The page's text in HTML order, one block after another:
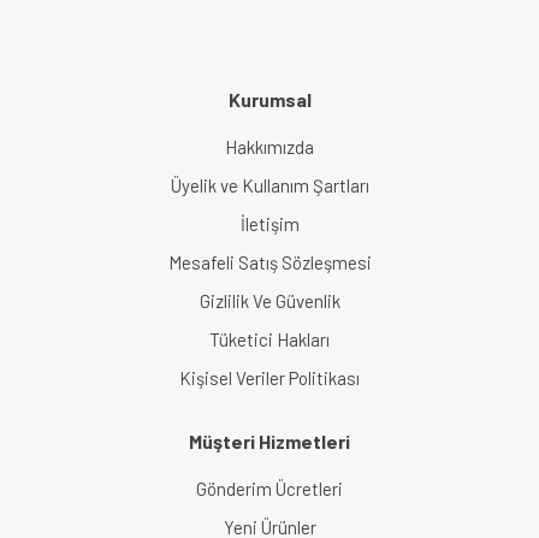
Kurumsal
Hakkımızda
Üyelik ve Kullanım Şartları
İletişim
Mesafeli Satış Sözleşmesi
Gizlilik Ve Güvenlik
Tüketici Hakları
Kişisel Veriler Politikası
Müşteri Hizmetleri
Gönderim Ücretleri
Yeni Ürünler